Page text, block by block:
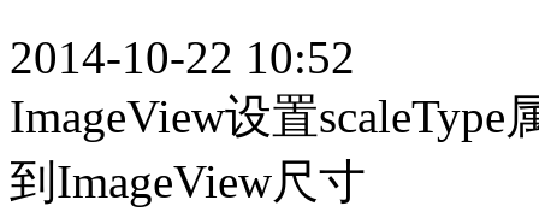
2014-10-22 10:52
ImageView设置
到ImageView尺寸